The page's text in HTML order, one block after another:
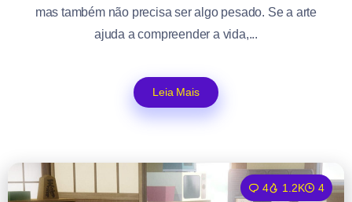
mas também não precisa ser algo pesado. Se a arte
ajuda a compreender a vida,...
Leia Mais
4 1.2K 4